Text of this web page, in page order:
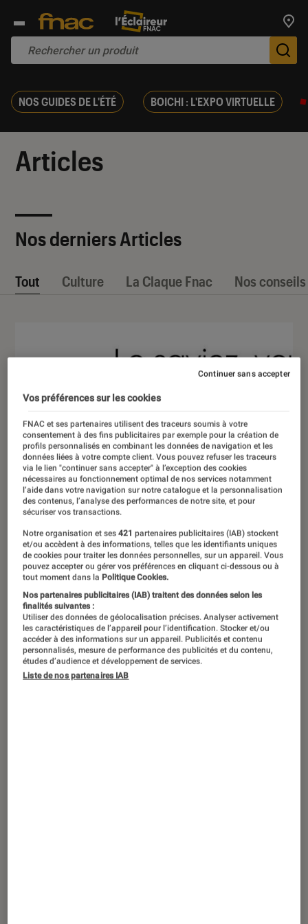
NOS GUIDES DE L'ÉTÉ BOICHI : L'EXPO VIRTUELLE
Articles
Nos derniers Articles
Tout Culture La Claque Fnac Nos conseils
Comment scanner ses documents
rapidement avec Google Drive
DÉCRYPTAGE
Smartphones • 25 mai. 2018
Vos préférences sur les cookies
FNAC et ses partenaires utilisent des traceurs soumis à votre
consentement à des fins publicitaires par exemple pour la création de
profils personnalisés en combinant les données de navigation et les
données liées à votre compte client. Vous pouvez refuser les traceurs
via le lien "continuer sans accepter" à l’exception des cookies
nécessaires au fonctionnement optimal de nos services notamment
l’aide dans votre navigation sur notre catalogue et la personnalisation
des contenus, l’analyse des performances de notre site, et pour
sécuriser vos transactions.
Notre organisation et ses421 partenaires publicitaires (IAB) stockent
et/ou accèdent à des informations, telles que les identifiants uniques
de cookies pour traiter les données personnelles, sur un appareil. Vous
pouvez accepter ou gérer vos préférences en cliquant ci-dessous ou à
tout moment dans la Politique Cookies.
Nos partenaires publicitaires (IAB) traitent des données selon les
finalités suivantes :
Utiliser des données de géolocalisation précises. Analyser activement
les caractéristiques de l’appareil pour l’identification. Stocker et/ou
accéder à des informations sur un appareil. Publicités et contenu
personnalisés, mesure de performance des publicités et du contenu,
études d’audience et développement de services.
Liste de nos partenaires IAB
Continuer sans accepter